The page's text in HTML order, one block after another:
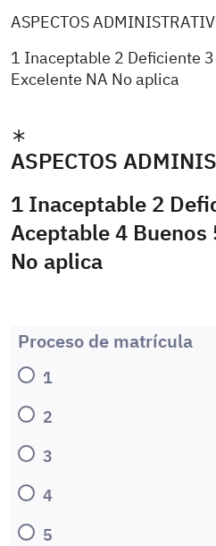
ASPECTOS
1 Inaceptable 2 Deficiente
Excelente NA No aplica
ASPECTOS
1 Inaceptable 2
Aceptable 4 Buenos
No aplica
Proceso de matrícula
1
2
3
4
5